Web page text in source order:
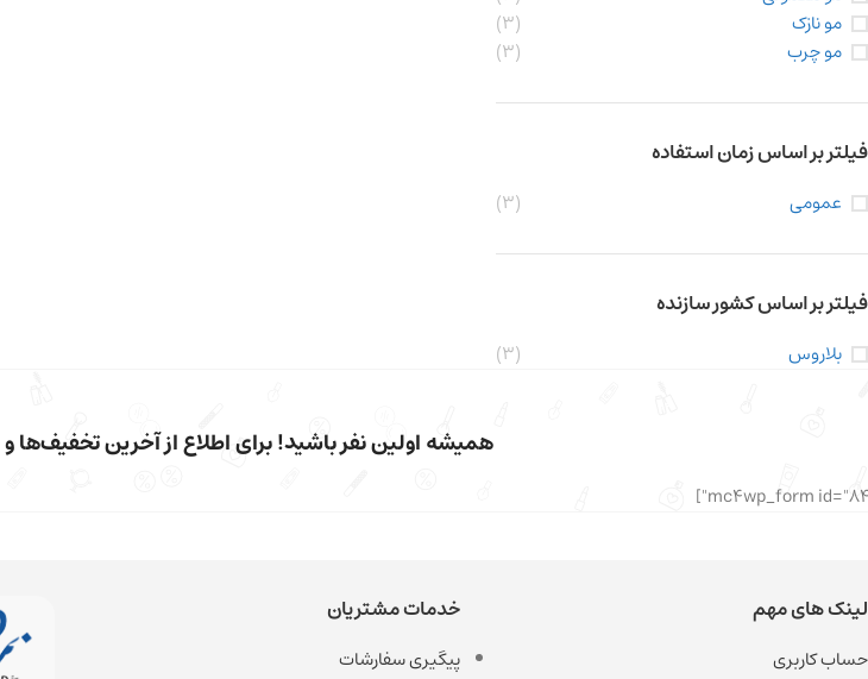
مو نازک
(3)
مو چرب
(3)
فیلتر بر اساس زمان استفاده
عمومی (3)
فیلتر بر اساس کشور سازنده
بلاروس (3)
همیشه اولین نفر باشید! برای اطلاع از آخرین تخفیف‌ها و
لینک های مهم
حساب کاربری
خدمات مشتریان
پیگیری سفارشات